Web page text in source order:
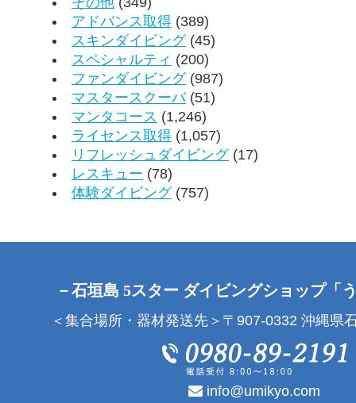
アドバンス取得 (389)
スキンダイビング(45)
スペシャルティ (200)
ファンダイビング(987)
マスタースクーバ(51)
マンタコース (1,246)
ライセンス取得 (1,057)
リフレッシュダイビング(17)
レスキュー (78)
体験ダイビング(757)
－石垣島 5スター ダイビングショップ「
＜集合場所・器材発送先＞〒907-0332 沖縄県
info@umikyo.com